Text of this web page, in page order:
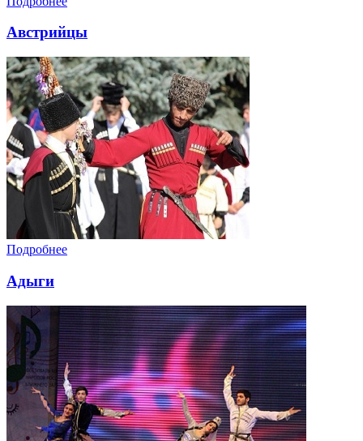
Австрийцы
Подробнее
Адыги